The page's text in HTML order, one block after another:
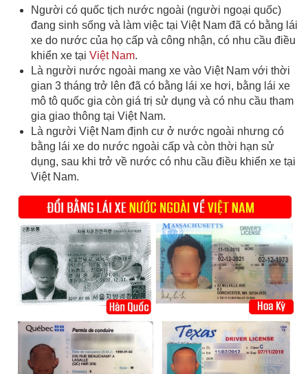
Người có quốc tịch nước ngoài (người ngoại quốc)
đang sinh sống và làm việc tại Việt Nam đã có bằng lái
xe do nước của họ cấp và công nhận, có nhu cầu điều
khiển xe tại Việt Nam.
Là người nước ngoài mang xe vào Việt Nam với thời
gian 3 tháng trở lên đã có bằng lái xe hơi, bằng lái xe
mô tô quốc gia còn giá trị sử dụng và có nhu cầu tham
gia giao thông tại Việt Nam.
Là người Việt Nam định cư ở nước ngoài nhưng có
bằng lái xe do nước ngoài cấp và còn thời hạn sử
dụng, sau khi trở về nước có nhu cầu điều khiển xe tại
Việt Nam.